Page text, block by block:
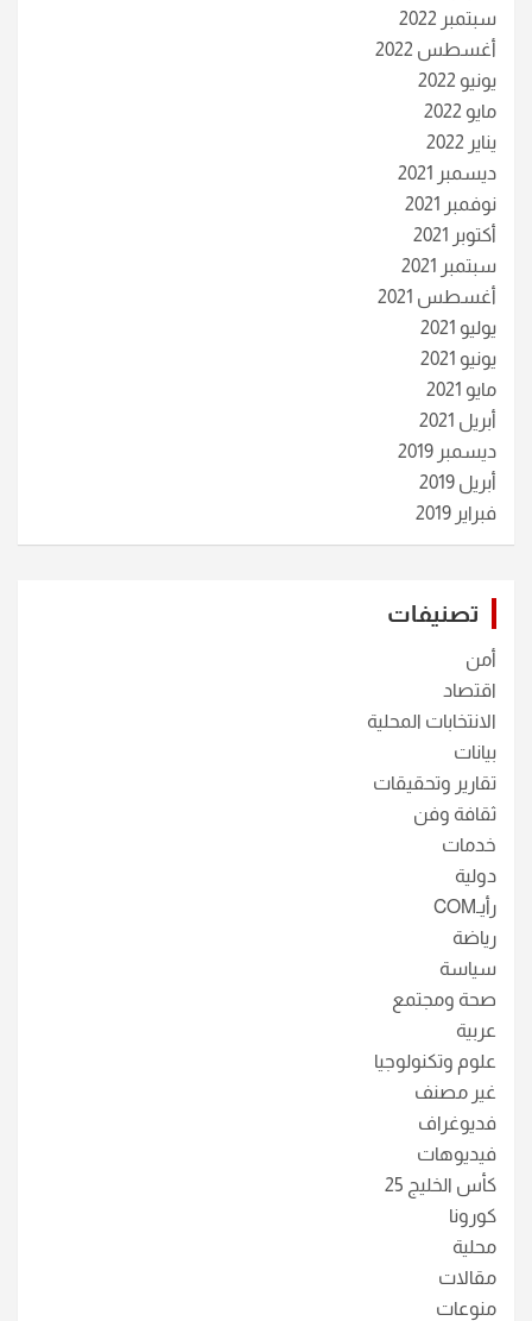
سبتمبر 2022
أغسطس 2022
يونيو 2022
مايو 2022
يناير 2022
ديسمبر 2021
نوفمبر 2021
أكتوبر 2021
سبتمبر 2021
أغسطس 2021
يوليو 2021
يونيو 2021
مايو 2021
أبريل 2021
ديسمبر 2019
أبريل 2019
فبراير 2019
تصنيفات
أمن
اقتصاد
الانتخابات المحلية
بيانات
تقارير وتحقيقات
ثقافة وفن
خدمات
دولية
رأيـCOM
رياضة
سياسة
صحة ومجتمع
عربية
علوم وتكنولوجيا
غير مصنف
فديوغراف
فيديوهات
كأس الخليج 25
كورونا
محلية
مقالات
منوعات